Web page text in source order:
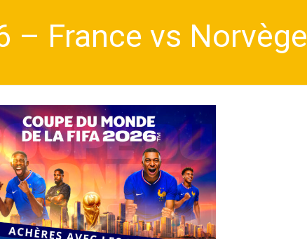
– France vs Norvège